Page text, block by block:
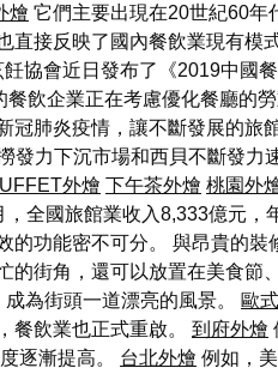
燴 它們主要出現在20世紀60年
直接反映了國內餐飲業現有模
協會近日發布了《2019中國
飲企業正在考慮優化餐廳的
冠肺炎疫情，讓不斷發展的旅
發力下沉市場和西貝不斷發力
外燴 下午茶外燴 桃園外
全國旅館業收入8,333億元，
的功能密不可分。 與昂貴的裝
街角，還可以放置在美食節
為街頭一道漂亮的風景。 歐
餐飲業也正式重啟。 到府外燴
逐漸提高。 台北外燴 例如，